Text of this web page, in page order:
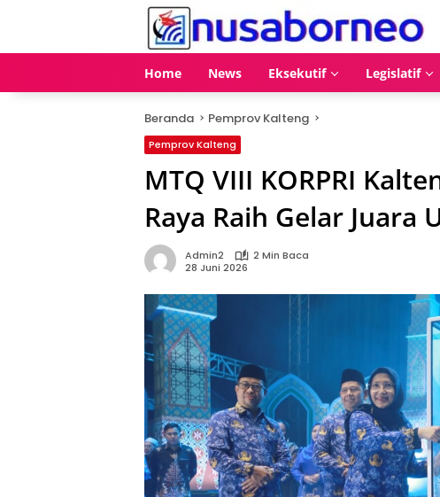
Home News Eksekutif Legislatif
Beranda Pemprov Kalteng
Pemprov Kalteng
MTQ VIII KORPRI
Raya Raih Gelar Juara
Admin2
2 Min Baca
28 Juni 2026